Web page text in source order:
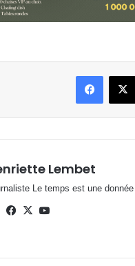
Lembet
Le temps est une
WebsiteFacebook
X